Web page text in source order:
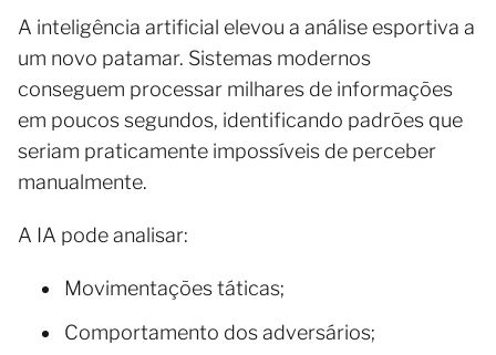
A inteligência artificial elevou a análise esportiva a
um novo patamar. Sistemas modernos
conseguem processar milhares de informações
em poucos segundos, identificando padrões que
seriam praticamente impossíveis de perceber
manualmente.
A IA pode analisar:
Movimentações táticas;
Comportamento dos adversários;